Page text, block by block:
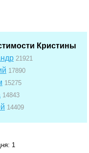
Кристины
21921
17890
15275
14843
14409
1